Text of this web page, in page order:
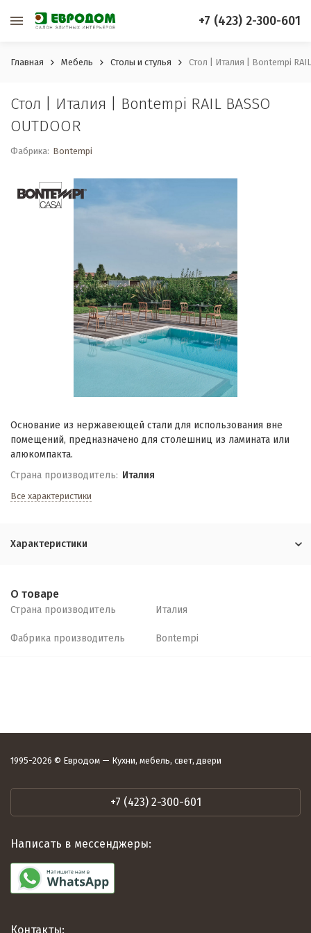
+7 (423) 2-300-601
Главная Мебель Столы и стулья Стол | Италия | Bontempi RAIL
Стол | Италия | Bontempi RAIL BASSO
OUTDOOR
Фабрика: Bontempi
Основание из нержавеющей стали для использования вне
помещений, предназначено для столешниц из ламината или
алюкомпакта.
Страна производитель: Италия
Все характеристики
Характеристики
О товаре
Страна производитель Италия
Фабрика производитель Bontempi
1995-2026 © Евродом — Кухни, мебель, свет, двери
+7 (423) 2-300-601
Написать в мессенджеры:
Контакты: